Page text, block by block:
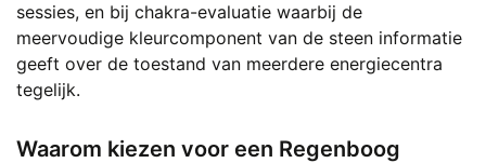
sessies, en bij chakra-evaluatie waarbij de
meervoudige kleurcomponent van de steen informatie
geeft over de toestand van meerdere energiecentra
tegelijk.
Waarom kiezen voor een Regenboog